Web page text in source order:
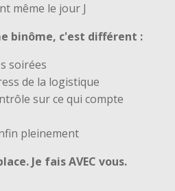
même le jour J
binôme, c'est différent :
soirées
de la logistique
sur ce qui compte
pleinement
Je fais AVEC vous.